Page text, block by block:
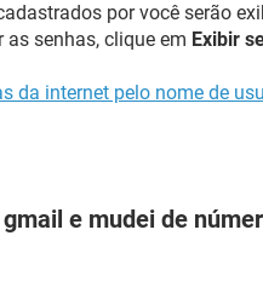
por você serão
senhas, clique em Exibir
da internet pelo nome de
e mudei de